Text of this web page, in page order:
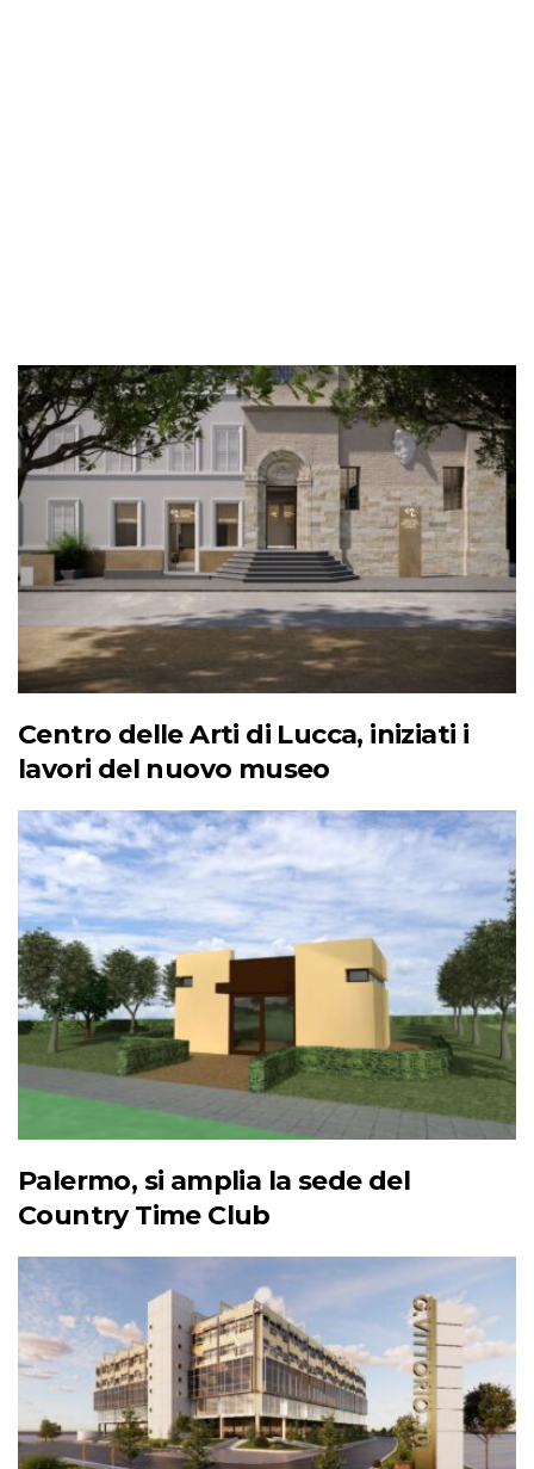
Centro delle Arti di Lucca, iniziati i
lavori del nuovo museo
Palermo, si amplia la sede del
Country Time Club